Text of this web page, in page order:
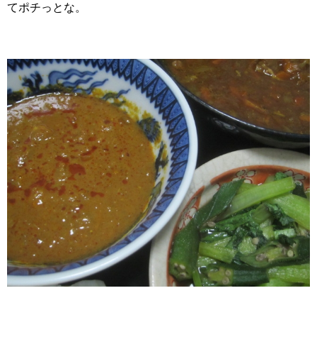
てポチっとな。